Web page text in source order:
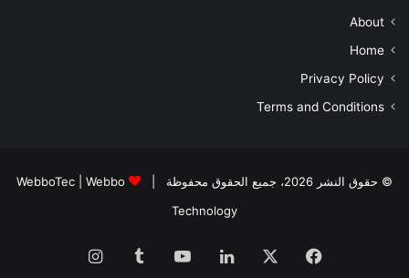
About
Home
Privacy Policy
Terms and Conditions
© حقوق النشر 2026، جميع الحقوق محفوظة | WebboTec
Webbo
Technology
فيسبوك لينكدإن ‫YouTube